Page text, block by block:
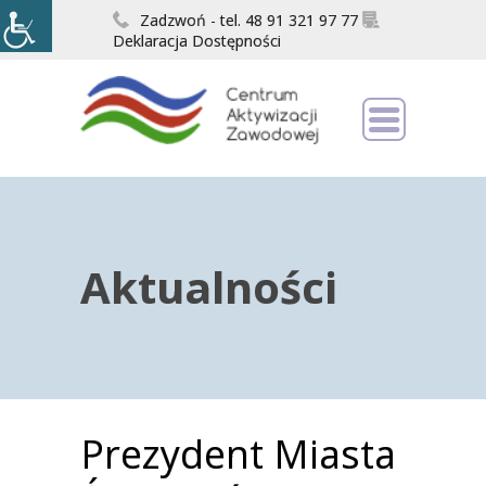
Zadzwoń - tel. 48 91 321 97 77
Deklaracja Dostępności
Aktualności
Prezydent Miasta